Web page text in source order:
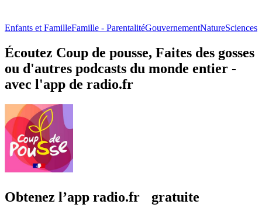
Enfants et FamilleFamille - ParentalitéGouvernementNatureSciences
Écoutez Coup de pousse, Faites des gosses
ou d'autres podcasts du monde entier -
avec l'app de radio.fr
Obtenez l’app radio.fr gratuite